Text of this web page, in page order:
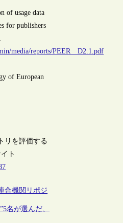
of usage data
for publishers
media/reports/PEER__D2.1.pdf
of European
リを評価する
ト
合機関リポジ
名が選んだ、